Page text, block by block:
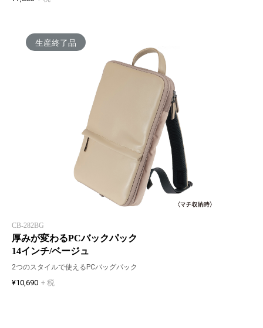
生産終了品
CB-282BG
厚みが変わるPCバックパック
14インチ/ベージュ
2つのスタイルで使えるPCバッグパック
¥10,690 + 税